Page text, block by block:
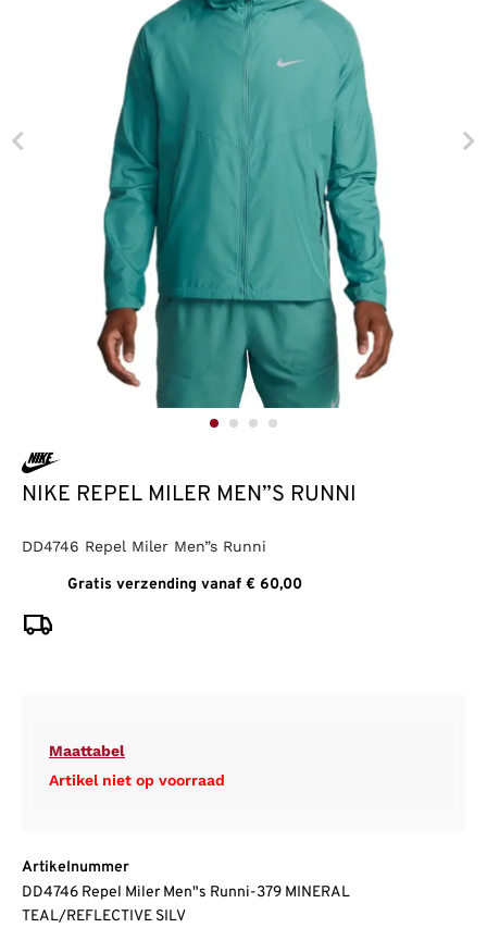
NIKE REPEL MILER MEN”S RUNNI
DD4746 Repel Miler Men”s Runni
Gratis verzending vanaf € 60,00
Maattabel
Artikel niet op voorraad
Artikelnummer
DD4746 Repel Miler Men"s Runni-379 MINERAL
TEAL/REFLECTIVE SILV